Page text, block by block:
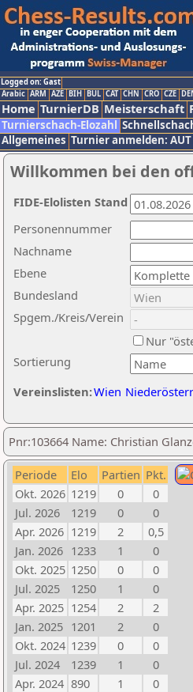
Logged on: Gast
Arabic ARM AZE BIH BUL CAT CHN CRO CZE
Home TurnierDB Meisterschaft
Turnierschach-Elozahl
Allgemeines Turnier anmelden: AUT
Willkommen bei den
Nachname
Ebene
Sortierung
Personennummer
Bundesland
Spgem./Kreis/Verein
Nur
Vereinslisten:Wien
FIDE-Elolisten Stand
Pnr:103664 Name: Christian
Periode Elo Partien Pkt.
Okt. 2026 1219 0
0
Jul. 2026
1219 0
0
Apr. 2026 1219 2
0,5
Jan. 2026 1233 1
0
Okt. 2025 1250 0
0
Jul. 2025
1250 1
0
Apr. 2025 1254 2
2
Jan. 2025 1201 2
0
Okt. 2024 1239 0
0
Jul. 2024
1239 1
0
Apr. 2024 890 1
0